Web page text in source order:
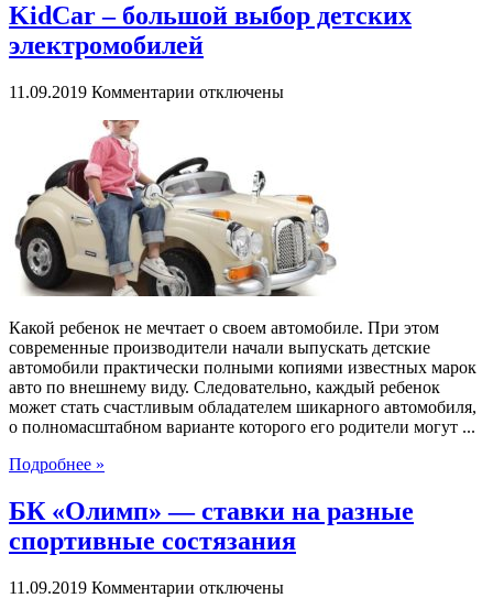
KidCar – большой выбор детских
электромобилей
11.09.2019 Комментарии к
большой
выбор
детских
электромобилей
отключены
Какой ребенок не мечтает о своем автомобиле. При этом
современные производители начали выпускать детские
автомобили практически полными копиями известных марок
авто по внешнему виду. Следовательно, каждый ребенок
может стать счастливым обладателем шикарного автомобиля,
о полномасштабном варианте которого его родители могут ...
Подробнее »
БК «Олимп» — ставки на разные
спортивные состязания
11.09.2019 Комментарии котключены